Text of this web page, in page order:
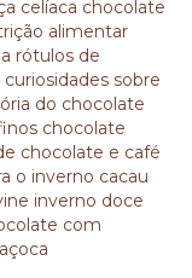
celíaca chocolate
alimentar
rótulos de
curiosidades sobre
do chocolate
chocolate
chocolate e café
o inverno cacau
inverno doce
com